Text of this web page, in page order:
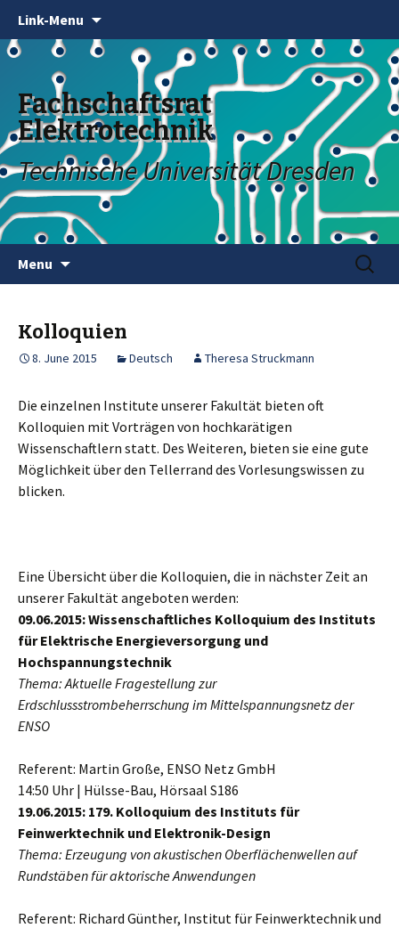
Link-Menu
Fachschaftsrat
Elektrotechnik
Technische Universität Dresden
Menu
Search
for:
Kolloquien
8. June 2015 Deutsch Theresa Struckmann
Die einzelnen Institute unserer Fakultät bieten oft
Kolloquien mit Vorträgen von hochkarätigen
Wissenschaftlern statt. Des Weiteren, bieten sie eine gute
Möglichkeit über den Tellerrand des Vorlesungswissen zu
blicken.
Eine Übersicht über die Kolloquien, die in nächster Zeit an
unserer Fakultät angeboten werden:
09.06.2015: Wissenschaftliches Kolloquium des Instituts
für Elektrische Energieversorgung und
Hochspannungstechnik
Thema: Aktuelle Fragestellung zur
Erdschlussstrombeherrschung im Mittelspannungsnetz der
ENSO
Referent: Martin Große, ENSO Netz GmbH
14:50 Uhr | Hülsse-Bau, Hörsaal S186
19.06.2015: 179. Kolloquium des Instituts für
Feinwerktechnik und Elektronik-Design
Thema: Erzeugung von akustischen Oberflächenwellen auf
Rundstäben für aktorische Anwendungen
Referent: Richard Günther, Institut für Feinwerktechnik und